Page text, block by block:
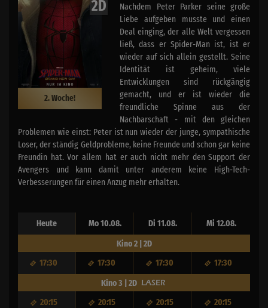
2D
2. Woche!
Nachdem Peter Parker seine große
Liebe aufgeben musste und einen
Deal einging, der alle Welt vergessen
ließ, dass er Spider-Man ist, ist er
wieder auf sich allein gestellt. Seine
Identität ist geheim, viele
Entwicklungen sind rückgängig
gemacht, und er ist wieder die
freundliche Spinne aus der
Nachbarschaft - mit den gleichen
Problemen wie einst: Peter ist nun wieder der junge, sympathische
Loser, der ständig Geldprobleme, keine Freunde und schon gar keine
Freundin hat. Vor allem hat er auch nicht mehr den Support der
Avengers und kann damit unter anderem keine High-Tech-
Verbesserungen für einen Anzug mehr erhalten.
Heute Mo 10.08. Di 11.08. Mi 12.08.
17:30 17:30 17:30 17:30
20:15 20:15 20:15 20:15
Kino 2 | 2D
Kino 3 | 2D